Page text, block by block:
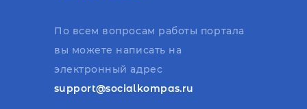
По всем вопросам работы портала
вы можете написать на
электронный адрес
support@socialkompas.ru